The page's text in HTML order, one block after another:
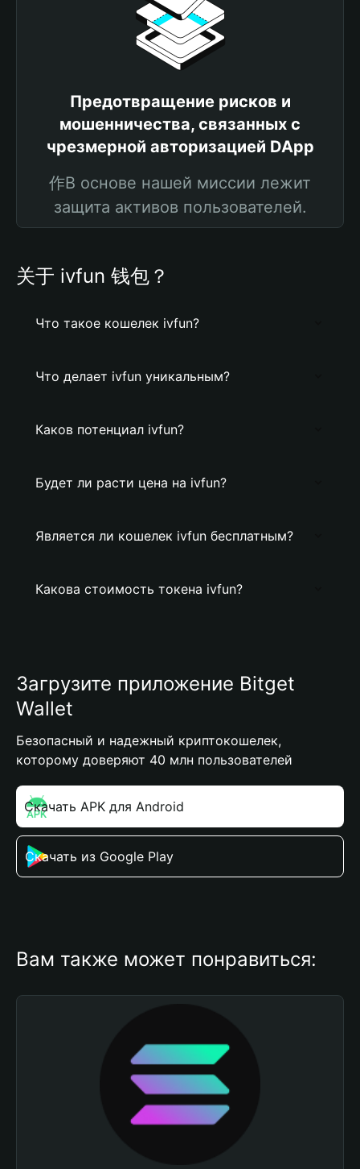
Предотвращение рисков и
мошенничества, связанных с
чрезмерной авторизацией DApp
作В основе нашей миссии лежит
защита активов пользователей.
关于 ivfun 钱包？
Что такое кошелек ivfun?
Что делает ivfun уникальным?
Каков потенциал ivfun?
Будет ли расти цена на ivfun?
Является ли кошелек ivfun бесплатным?
Какова стоимость токена ivfun?
Загрузите приложение Bitget
Wallet
Безопасный и надежный криптокошелек,
которому доверяют 40 млн пользователей
Скачать APK для Android
Скачать из Google Play
Вам также может понравиться: